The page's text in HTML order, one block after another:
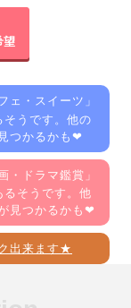
望
ェ・スイーツ 」
そうです。他の
つかるかも❤
・ドラマ鑑賞 」
るそうです。他
見つかるかも❤
出来ます★